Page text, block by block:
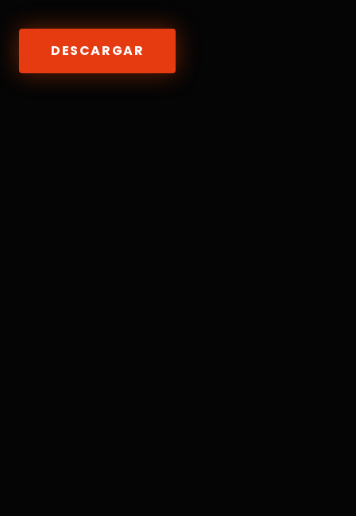
DESCARGAR